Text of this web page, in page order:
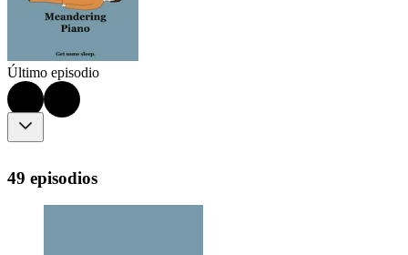
Último episodio
49 episodios